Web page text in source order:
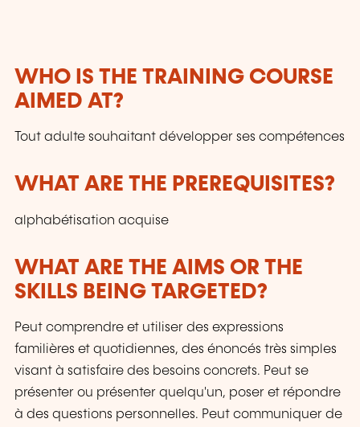
WHO IS THE TRAINING COURSE
AIMED AT?
Tout adulte souhaitant développer ses compétences
WHAT ARE THE PREREQUISITES?
alphabétisation acquise
WHAT ARE THE AIMS OR THE
SKILLS BEING TARGETED?
Peut comprendre et utiliser des expressions
familières et quotidiennes, des énoncés très simples
visant à satisfaire des besoins concrets. Peut se
présenter ou présenter quelqu'un, poser et répondre
à des questions personnelles. Peut communiquer de